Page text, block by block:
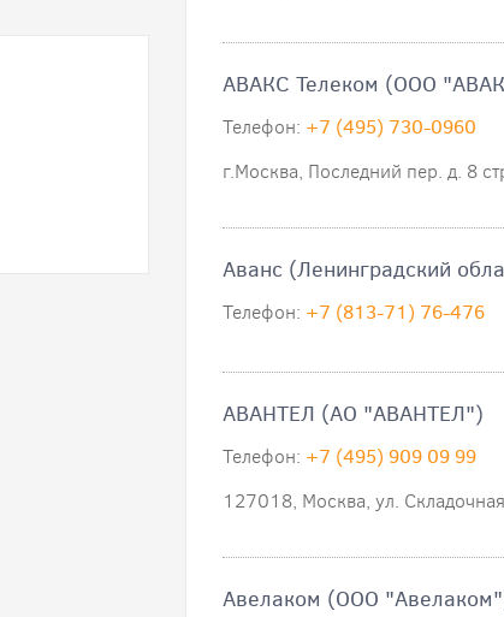
АВАКС Телеком (ООО
Телефон: +7 (495) 730-0960
г.Москва, Последний пер. д. 8
Аванс (Ленинградский
Телефон: +7 (813-71) 76-476
АВАНТЕЛ (АО "АВАНТЕЛ")
Телефон: +7 (495) 909 09 99
127018, Москва, ул.
Авелаком (ООО